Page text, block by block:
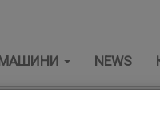
NEWS